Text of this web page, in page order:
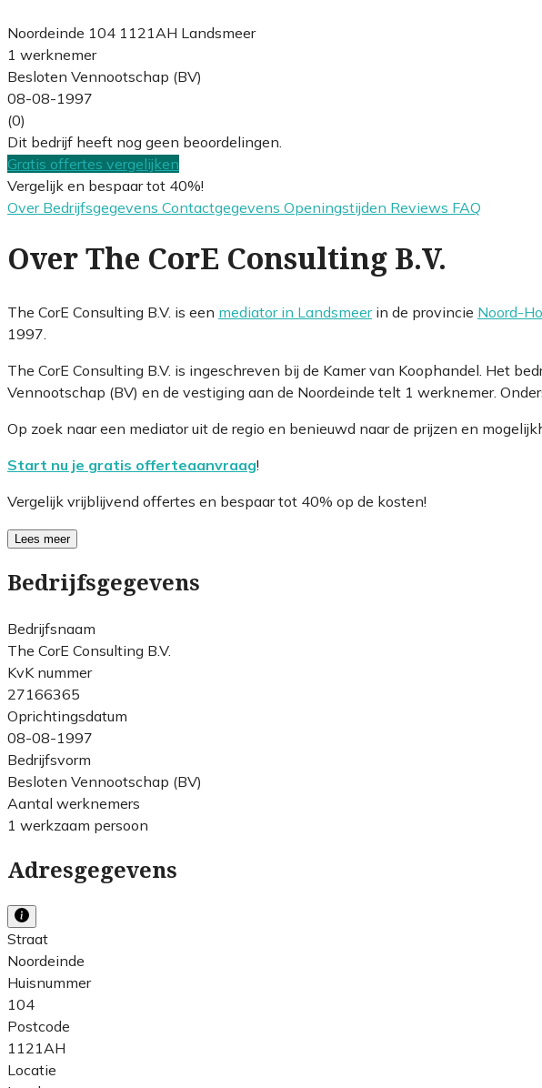
Noordeinde 104 1121AH Landsmeer
1 werknemer
Besloten Vennootschap (BV)
08-08-1997
(0)
Dit bedrijf heeft nog geen beoordelingen.
Gratis offertes vergelijken
Vergelijk en bespaar tot 40%!
Over Bedrijfsgegevens Contactgegevens Openingstijden Reviews FAQ
Over The CorE Consulting B.V.
The CorE Consulting B.V. is een mediator in Landsmeerin de provincie Noord-
1997.
The CorE Consulting B.V. is ingeschreven bij de Kamer van Koophandel. Het
Vennootschap (BV) en de vestiging aan de Noordeinde telt 1 werknemer.
Op zoek naar een mediator uit de regio en benieuwd naar de prijzen en
Start nu je gratis offerteaanvraag!
Vergelijk vrijblijvend offertes en bespaar tot 40% op de kosten!
Lees meer
Bedrijfsgegevens
Bedrijfsnaam
The CorE Consulting B.V.
KvK nummer
27166365
Oprichtingsdatum
08-08-1997
Bedrijfsvorm
Besloten Vennootschap (BV)
Aantal werknemers
1 werkzaam persoon
Adresgegevens
Straat
Noordeinde
Huisnummer
104
Postcode
1121AH
Locatie